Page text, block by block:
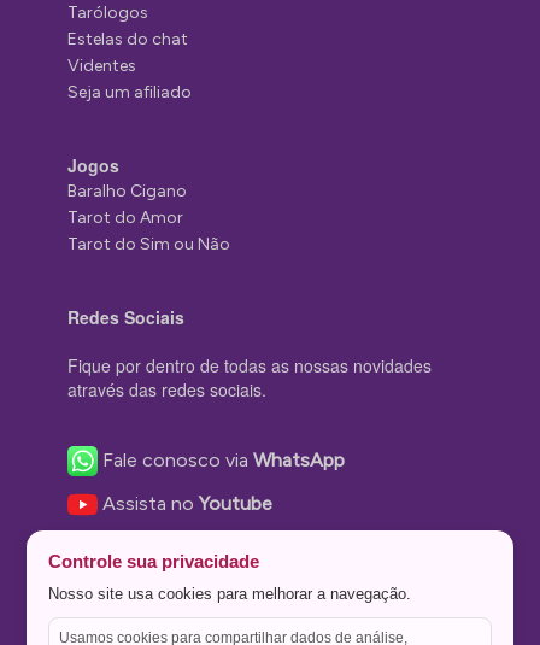
Tarólogos
Estelas do chat
Videntes
Seja um afiliado
Jogos
Baralho Cigano
Tarot do Amor
Tarot do Sim ou Não
Redes Sociais
Fique por dentro de todas as nossas novidades
através das redes sociais.
Fale conosco viaWhatsApp
Assista noYoutube
Nos siga no Instagram
Nos siga noTwitter
Controle sua privacidade
Nosso site usa cookies para melhorar a navegação.
Usamos cookies para compartilhar dados de análise,